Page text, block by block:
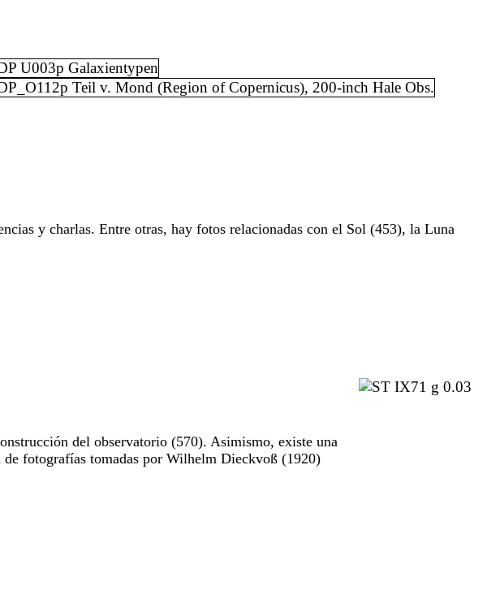
y charlas. Entre otras, hay fotos relacionadas con el Sol (453), la Luna
del observatorio (570). Asimismo, existe una
fotografías tomadas por Wilhelm Dieckvoß (1920)